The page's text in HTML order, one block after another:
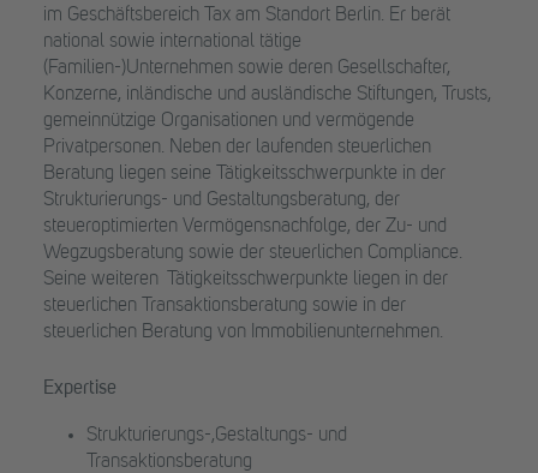
im Geschäftsbereich Tax am Standort Berlin. Er berät
national sowie international tätige
(Familien-)Unternehmen sowie deren Gesellschafter,
Konzerne, inländische und ausländische Stiftungen, Trusts,
gemeinnützige Organisationen und vermögende
Privatpersonen. Neben der laufenden steuerlichen
Beratung liegen seine Tätigkeitsschwerpunkte in der
Strukturierungs- und Gestaltungsberatung, der
steueroptimierten Vermögensnachfolge, der Zu- und
Wegzugsberatung sowie der steuerlichen Compliance.
Seine weiteren Tätigkeitsschwerpunkte liegen in der
steuerlichen Transaktionsberatung sowie in der
steuerlichen Beratung von Immobilienunternehmen.
Expertise
Strukturierungs-,Gestaltungs- und
Transaktionsberatung